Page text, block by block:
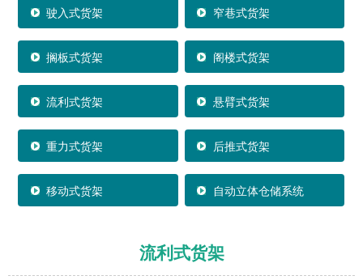
驶入式货架 窄巷式货架
搁板式货架 阁楼式货架
流利式货架 悬臂式货架
重力式货架 后推式货架
移动式货架 自动立体仓储系统
流利式货架